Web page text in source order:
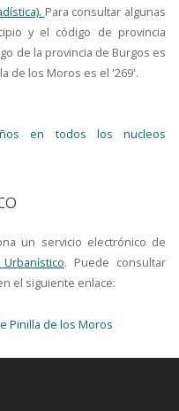
Para consultar algunas
y el código de provincia
de la provincia de Burgos es
de los Moros es el '269'.
en todos los nucleos
un servicio electrónico de
. Puede consultar
el siguiente enlace:
Pinilla de los Moros